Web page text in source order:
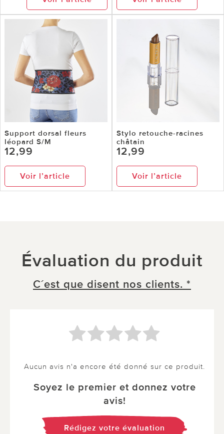
Support dorsal fleurs
léopard S/M
12,99
Voir l’article
Stylo retouche-racines
châtain
12,99
Voir l’article
Évaluation du produit
C´est que disent nos clients. *
Aucun avis n'a encore été donné sur ce produit.
Soyez le premier et donnez votre
avis!
Rédigez votre évaluation